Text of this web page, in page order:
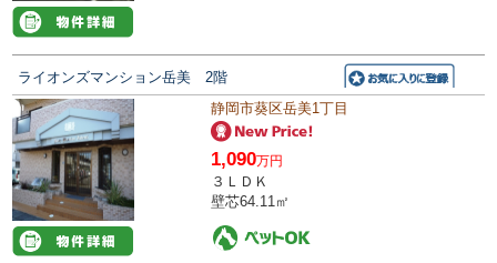
ライオンズマンション岳美 2階
静岡市葵区岳美1丁目
1,090万円
３ＬＤＫ
壁芯64.11㎡